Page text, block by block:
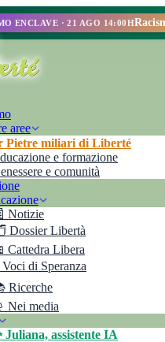
ENCLAVE · 21 AGO 14:00H
aree
Pietre miliari di Liberté
e formazione
e comunità
Notizie
Dossier Libertà
Cattedra Libera
di Speranza
Ricerche
Nei media
Juliana, assistente IA